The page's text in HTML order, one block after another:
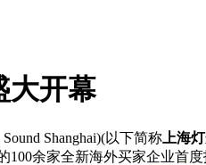
大开幕
Shanghai)(以下简称 上海
余家全新海外买家企业首度